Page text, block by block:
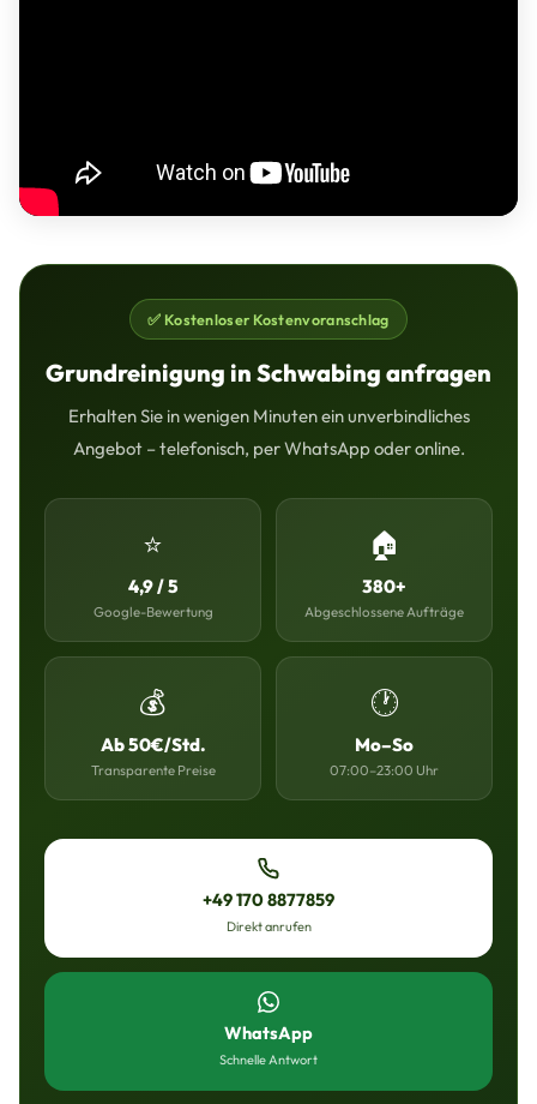
✅ Kostenloser Kostenvoranschlag
Grundreinigung in Schwabing anfragen
Erhalten Sie in wenigen Minuten ein unverbindliches
Angebot – telefonisch, per WhatsApp oder online.
⭐
4,9 / 5
Google-Bewertung
🏠
380+
Abgeschlossene Aufträge
💰
Ab 50€/Std.
Transparente Preise
🕐
Mo–So
07:00–23:00 Uhr
+49 170 8877859
Direkt anrufen
WhatsApp
Schnelle Antwort